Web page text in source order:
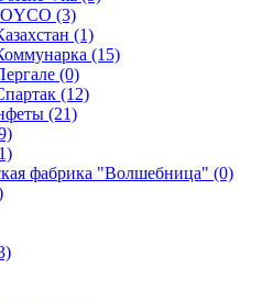
(3)
(1)
(15)
(0)
(12)
(21)
фабрика "Волшебница" (0)